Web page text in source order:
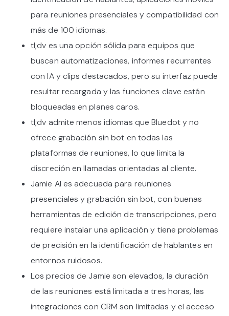
para reuniones presenciales y compatibilidad con
más de 100 idiomas.
tl;dv es una opción sólida para equipos que
buscan automatizaciones, informes recurrentes
con IA y clips destacados, pero su interfaz puede
resultar recargada y las funciones clave están
bloqueadas en planes caros.
tl;dv admite menos idiomas que Bluedot y no
ofrece grabación sin bot en todas las
plataformas de reuniones, lo que limita la
discreción en llamadas orientadas al cliente.
Jamie AI es adecuada para reuniones
presenciales y grabación sin bot, con buenas
herramientas de edición de transcripciones, pero
requiere instalar una aplicación y tiene problemas
de precisión en la identificación de hablantes en
entornos ruidosos.
Los precios de Jamie son elevados, la duración
de las reuniones está limitada a tres horas, las
integraciones con CRM son limitadas y el acceso